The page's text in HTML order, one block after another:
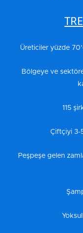
Üreticiler yüzde
Bölgeye ve
115
Çiftçiyi 3-
Peşpeşe gelen